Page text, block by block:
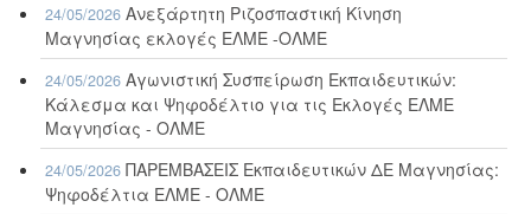
24/05/2026 Ανεξάρτητη Ριζοσπαστική Κίνηση
Μαγνησίας εκλογές ΕΛΜΕ -ΟΛΜΕ
24/05/2026 Αγωνιστική Συσπείρωση Εκπαιδευτικών:
Κάλεσμα και Ψηφοδέλτιο για τις Εκλογές ΕΛΜΕ
Μαγνησίας - ΟΛΜΕ
24/05/2026 ΠΑΡΕΜΒΑΣΕΙΣ Εκπαιδευτικών ΔΕ Μαγνησίας:
Ψηφοδέλτια ΕΛΜΕ - ΟΛΜΕ